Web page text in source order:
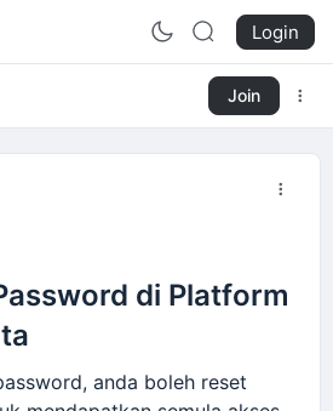
Login
Join
di Platform
anda boleh reset